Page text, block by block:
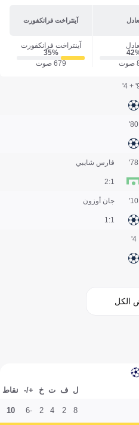
آينتراخت فرانكفورت
آينتراخت فرانكفورت
35‎%‎
679 صوت
80'
فارس شايبي
1:2
78'
جان أوزون
1:1
10'
4'
الكل
ل ف ت خ +/- نقاط
8
2
4
2
-6
10